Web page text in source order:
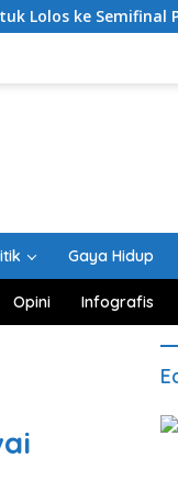
Piala AFF 2026
Gaya Hidup
Opini Infografis